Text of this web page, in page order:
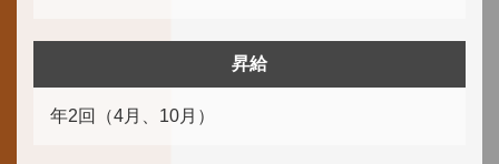
昇給
年2回（4月、10月）